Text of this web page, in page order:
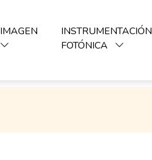
IMAGEN
INSTRUMENTACIÓN
FOTÓNICA